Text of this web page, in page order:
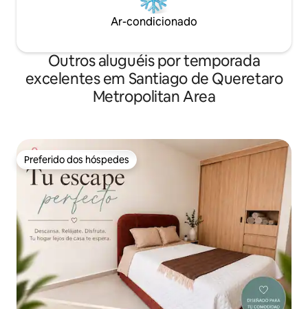
Ar-condicionado
Outros aluguéis por temporada
excelentes em Santiago de Queretaro
Metropolitan Area
Preferido dos hóspedes
Preferido dos hóspedes